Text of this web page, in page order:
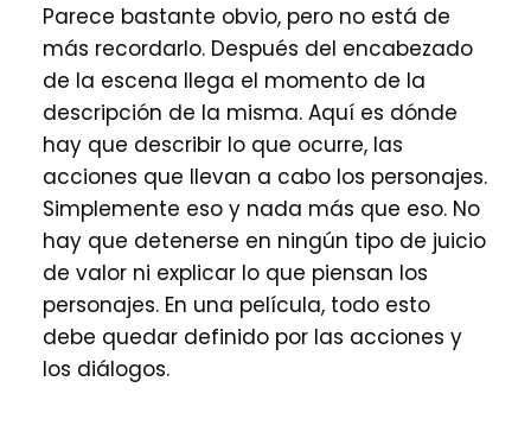
Parece bastante obvio, pero no está de
más recordarlo. Después del encabezado
de la escena llega el momento de la
descripción de la misma. Aquí es dónde
hay que describir lo que ocurre, las
acciones que llevan a cabo los personajes.
Simplemente eso y nada más que eso. No
hay que detenerse en ningún tipo de juicio
de valor ni explicar lo que piensan los
personajes. En una película, todo esto
debe quedar definido por las acciones y
los diálogos.